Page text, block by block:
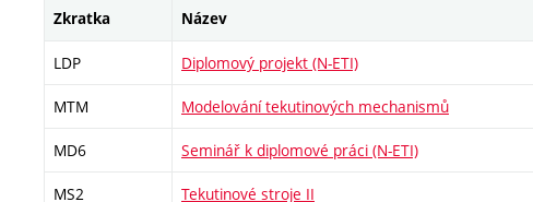
Zkratka Název
LDP Diplomový projekt (N-ETI)
MTM Modelování tekutinových mechanismů
MD6 Seminář k diplomové práci (N-ETI)
MS2 Tekutinové stroje II